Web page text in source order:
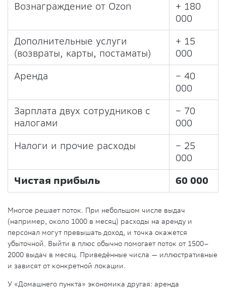
Вознаграждение от Ozon
+ 180
000
Дополнительные услуги
(возвраты, карты, постаматы)
+ 15
000
Аренда
− 40
000
Зарплата двух сотрудников с
налогами
− 70
000
Налоги и прочие расходы
− 25
000
Чистая прибыль
60 000
Многое решает поток. При небольшом числе выдач
(например, около 1000 в месяц) расходы на аренду и
персонал могут превышать доход, и точка окажется
убыточной. Выйти в плюс обычно помогает поток от 1500–
2000 выдач в месяц. Приведённые числа — иллюстративные
и зависят от конкретной локации.
У «Домашнего пункта» экономика другая: аренда